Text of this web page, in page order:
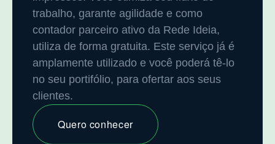
trabalho, garante agilidade e como
contador parceiro ativo da Rede Ideia,
utiliza de forma gratuita. Este serviço já é
amplamente utilizado e você poderá tê-lo
no seu portifólio, para ofertar aos seus
clientes.
Quero conhecer